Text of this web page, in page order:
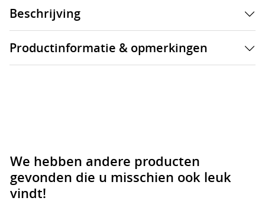
Beschrijving
Productinformatie & opmerkingen
We hebben andere producten
gevonden die u misschien ook leuk
vindt!